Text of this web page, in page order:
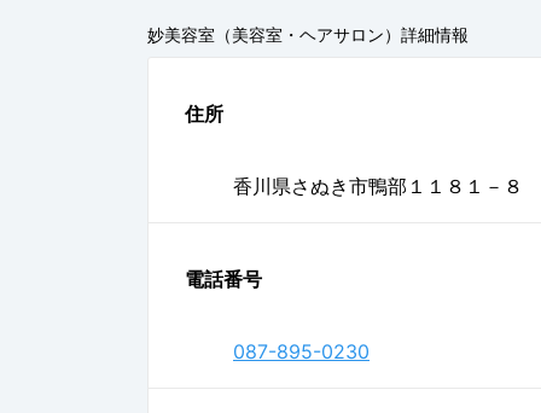
妙美容室（美容室・ヘアサロン） 詳細情報
住所
香川県さぬき市鴨部１１８１－８
電話番号
087-895-0230